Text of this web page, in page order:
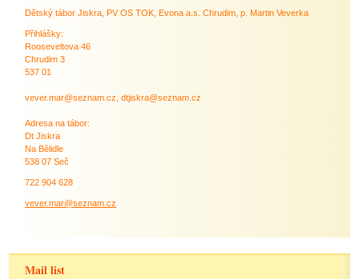
Dětský tábor Jiskra, PV OS TOK, Evona a.s. Chrudim, p. Martin Veverka
Přihlášky:
Rooseveltova 46
Chrudim 3
537 01
vever.mar@seznam.cz, dtjiskra@seznam.cz
Adresa na tábor:
Dt Jiskra
Na Bělidle
538 07 Seč
722 904 628
vever.mar@seznam.cz
Mail list